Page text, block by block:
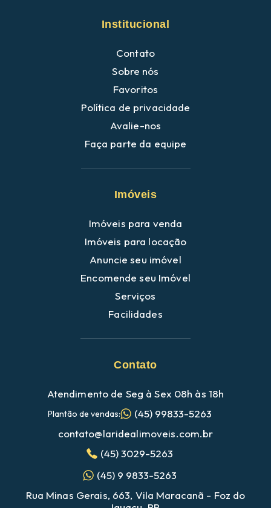
Institucional
Contato
Sobre nós
Favoritos
Política de privacidade
Avalie-nos
Faça parte da equipe
Imóveis
Imóveis para venda
Imóveis para locação
Anuncie seu imóvel
Encomende seu Imóvel
Serviços
Facilidades
Contato
Atendimento de Seg à Sex 08h às 18h
Plantão de vendas:
(45) 99833-5263
contato@laridealimoveis.com.br
(45) 3029-5263
(45) 9 9833-5263
Rua Minas Gerais, 663, Vila Maracanã - Foz do